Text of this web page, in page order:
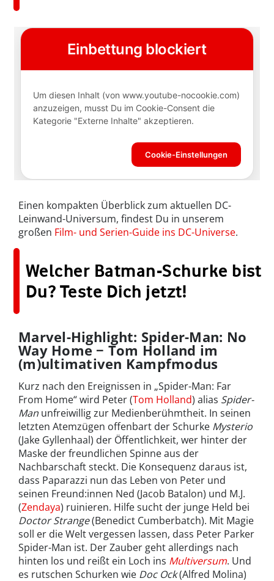
Einen kompakten Überblick zum aktuellen DC-
Leinwand-Universum, findest Du in unserem
großen Film- und Serien-Guide ins DC-Universe.
Welcher Batman-Schurke bist
Du? Teste Dich jetzt!
Marvel-Highlight: Spider-Man: No
Way Home − Tom Holland im
(m)ultimativen Kampfmodus
Kurz nach den Ereignissen in „Spider-Man: Far
From Home“ wird Peter (Tom Holland) alias Spider-
Man unfreiwillig zur Medienberühmtheit. In seinen
letzten Atemzügen offenbart der Schurke Mysterio
(Jake Gyllenhaal) der Öffentlichkeit, wer hinter der
Maske der freundlichen Spinne aus der
Nachbarschaft steckt. Die Konsequenz daraus ist,
dass Paparazzi nun das Leben von Peter und
seinen Freund:innen Ned (Jacob Batalon) und M.J.
(Zendaya) ruinieren. Hilfe sucht der junge Held bei
Doctor Strange(Benedict Cumberbatch). Mit Magie
soll er die Welt vergessen lassen, dass Peter Parker
Spider-Man ist. Der Zauber geht allerdings nach
hinten los und reißt ein Loch ins Multiversum. Und
es rutschen Schurken wie Doc Ock(Alfred Molina)